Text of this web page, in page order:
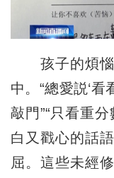
孩子的煩惱
中。“總愛説‘看
敲門”“只看重
白又戳心的話
屈。這些未經